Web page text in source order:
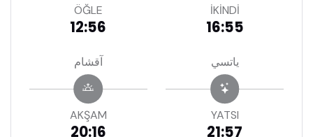
ÖĞLE
12:56
İKİNDİ
16:55
آقشام
AKŞAM
20:16
ياتسي
YATSI
21:57